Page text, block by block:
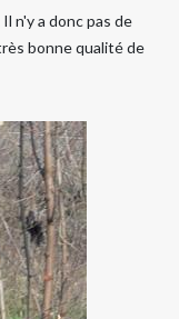
n'y a donc pas de
bonne qualité de